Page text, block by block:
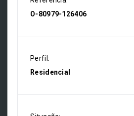
O-80979-126406
Perfil:
Residencial